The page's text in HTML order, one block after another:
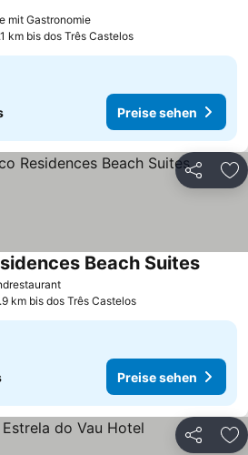
mit GastronomiePreise sehen
km bis dos Três Castelos
Preise sehen
Teilen
Preise sehen
Beach SuitesPreise
km bis dos Três Castelos
Preise sehen
Teilen